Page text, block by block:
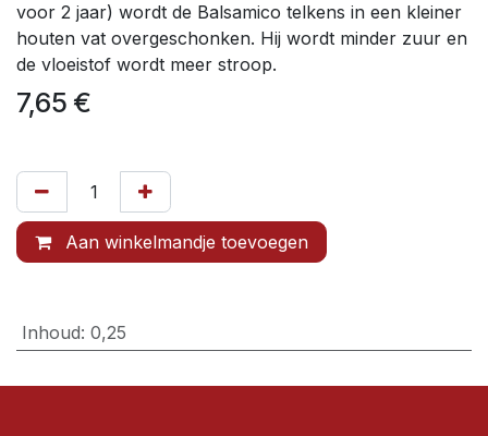
voor 2 jaar) wordt de Balsamico telkens in een kleiner
houten vat overgeschonken. Hij wordt minder zuur en
de vloeistof wordt meer stroop.
7,65 €
Aan winkelmandje toevoegen
Inhoud: 0,25